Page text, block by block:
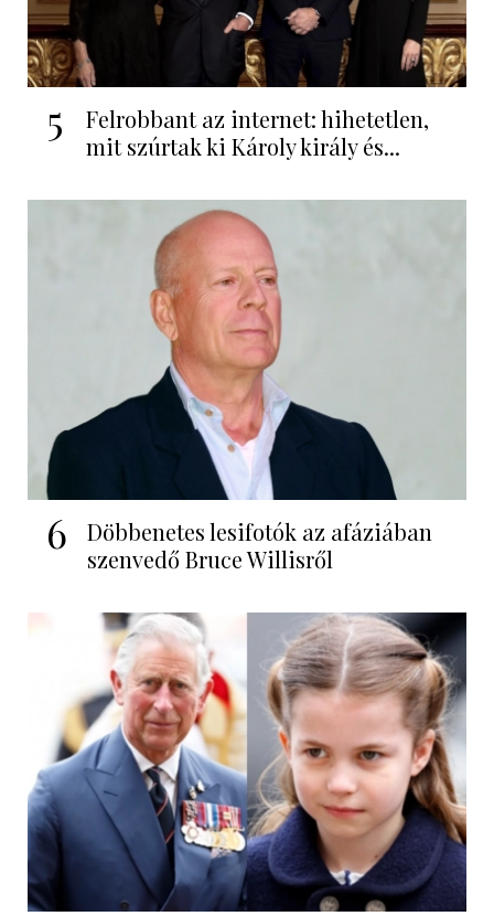
5
Felrobbant az internet: hihetetlen,
mit szúrtak ki Károly király és...
6
Döbbenetes lesifotók az afáziában
szenvedő Bruce Willisről